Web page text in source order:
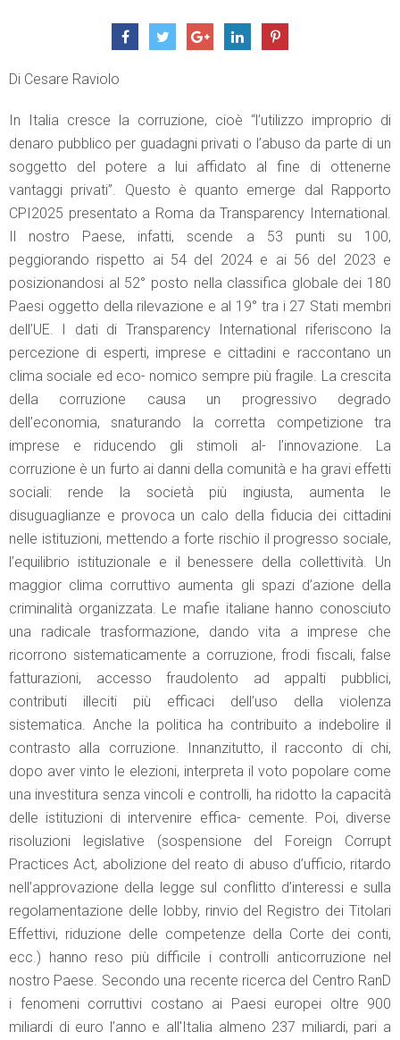
Di Cesare Raviolo
In Italia cresce la corruzione, cioè “l’utilizzo improprio di
denaro pubblico per guadagni privati o l’abuso da parte di un
soggetto del potere a lui affidato al fine di ottenerne
vantaggi privati”. Questo è quanto emerge dal Rapporto
CPI2025 presentato a Roma da Transparency International.
Il nostro Paese, infatti, scende a 53 punti su 100,
peggiorando rispetto ai 54 del 2024 e ai 56 del 2023 e
posizionandosi al 52° posto nella classifica globale dei 180
Paesi oggetto della rilevazione e al 19° tra i 27 Stati membri
dell’UE. I dati di Transparency International riferiscono la
percezione di esperti, imprese e cittadini e raccontano un
clima sociale ed eco- nomico sempre più fragile. La crescita
della corruzione causa un progressivo degrado
dell’economia, snaturando la corretta competizione tra
imprese e riducendo gli stimoli al- l’innovazione. La
corruzione è un furto ai danni della comunità e ha gravi effetti
sociali: rende la società più ingiusta, aumenta le
disuguaglianze e provoca un calo della fiducia dei cittadini
nelle istituzioni, mettendo a forte rischio il progresso sociale,
l’equilibrio istituzionale e il benessere della collettività. Un
maggior clima corruttivo aumenta gli spazi d’azione della
criminalità organizzata. Le mafie italiane hanno conosciuto
una radicale trasformazione, dando vita a imprese che
ricorrono sistematicamente a corruzione, frodi fiscali, false
fatturazioni, accesso fraudolento ad appalti pubblici,
contributi illeciti più efficaci dell’uso della violenza
sistematica. Anche la politica ha contribuito a indebolire il
contrasto alla corruzione. Innanzitutto, il racconto di chi,
dopo aver vinto le elezioni, interpreta il voto popolare come
una investitura senza vincoli e controlli, ha ridotto la capacità
delle istituzioni di intervenire effica- cemente. Poi, diverse
risoluzioni legislative (sospensione del Foreign Corrupt
Practices Act, abolizione del reato di abuso d’ufficio, ritardo
nell’approvazione della legge sul conflitto d’interessi e sulla
regolamentazione delle lobby, rinvio del Registro dei Titolari
Effettivi, riduzione delle competenze della Corte dei conti,
ecc.) hanno reso più difficile i controlli anticorruzione nel
nostro Paese. Secondo una recente ricerca del Centro RanD
i fenomeni corruttivi costano ai Paesi europei oltre 900
miliardi di euro l’anno e all’Italia almeno 237 miliardi, pari a